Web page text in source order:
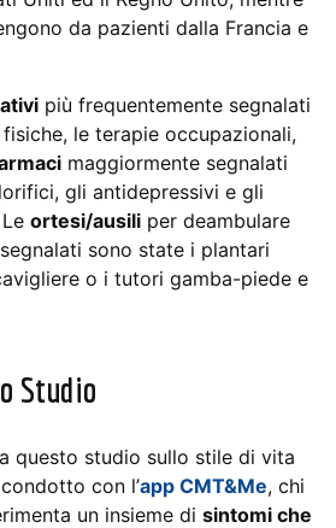
da pazienti dalla Francia e
più frequentemente segnalati
le terapie occupazionali,
maggiormente segnalati
gli antidepressivi e gli
ortesi/ausili per deambulare
sono state i plantari
o i tutori gamba-piede e
Studio
questo studio sullo stile di vita
con l’app CMT&Me, chi
un insieme di sintomi che